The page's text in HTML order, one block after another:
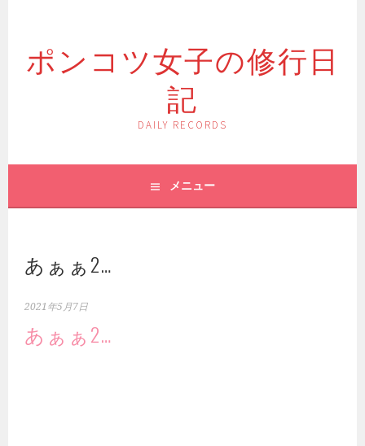
ッ
ポンコツ女子の修行日
記
DAILY RECORDS
メニュー
あぁぁ2…
2021年5月7日
あぁぁ2…